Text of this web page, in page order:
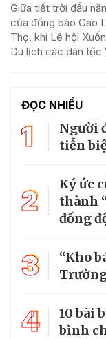
Giữa tiết trời đầu
của đồng bào Cao
Thọ, khi Lễ hội
Du lịch các dân tộc
ĐỌC NHIỀU
1
Người
tiễn
2
Ký ức
thành
đồng
3
“Kho
4
10 bãi
bình